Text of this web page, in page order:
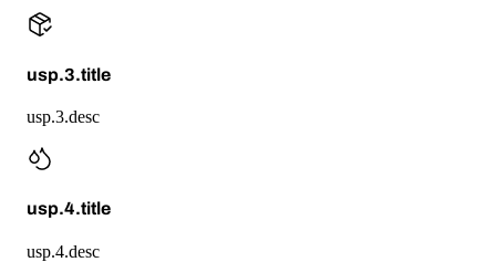
usp.3.title
usp.3.desc
usp.4.title
usp.4.desc